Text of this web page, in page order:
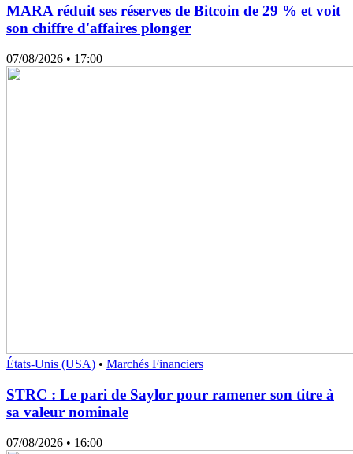
MARA réduit ses réserves de Bitcoin de 29 % et voit
son chiffre d'affaires plonger
07/08/2026 • 17:00
États-Unis (USA) • Marchés Financiers
STRC : Le pari de Saylor pour ramener son titre à
sa valeur nominale
07/08/2026 • 16:00